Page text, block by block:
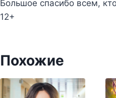
Большое спасибо всем,
12+
Похожие